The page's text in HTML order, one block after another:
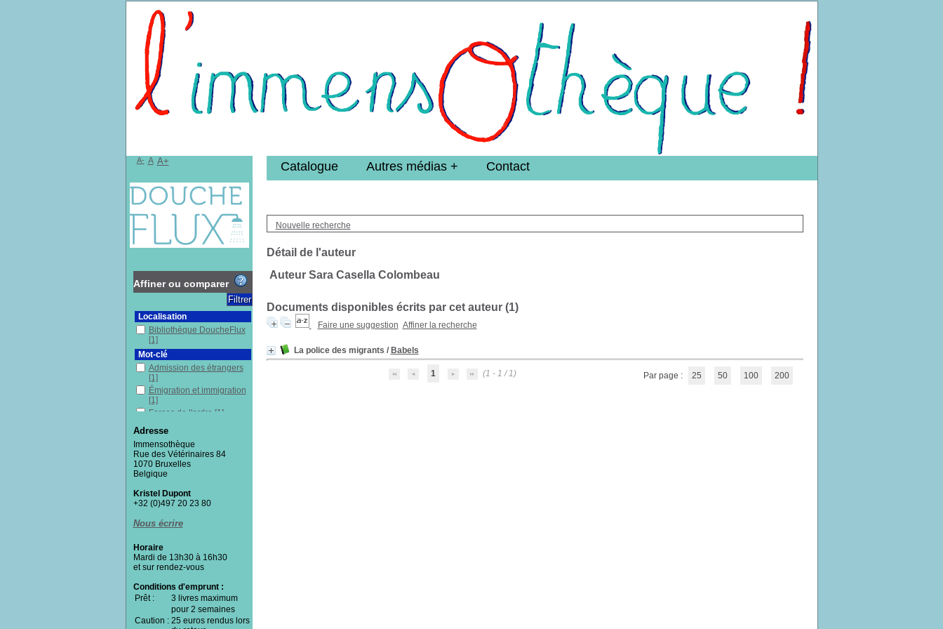
Nouvelle recherche
Détail de l'auteur
Auteur Sara Casella Colombeau
Documents disponibles écrits par cet auteur (1)
Faire une suggestion Affiner la recherche
La police des migrants / Babels
1 (1 - 1 / 1) Par page : 25 50 100 200
Catalogue Autres médias Contact
A- A A+
Affiner ou comparer
Localisation
Bibliothèque DoucheFlux
[1]
Mot-clé
Admission des étrangers
[1]
Émigration et immigration
[1]
Forces de l'ordre [1]
Pays de l'Union
européenne
Politique publique[1]
Section
Documentaires
Adresse
Immensothèque
Rue des Vétérinaires 84
1070 Bruxelles
Belgique
Kristel Dupont
+32 (0)497 20 23 80
Nous écrire
Horaire
Mardi de 13h30 à 16h30
et sur rendez-vous
Conditions d'emprunt :
Prêt :
3 livres maximum
pour 2 semaines
Caution : 25 euros rendus lors